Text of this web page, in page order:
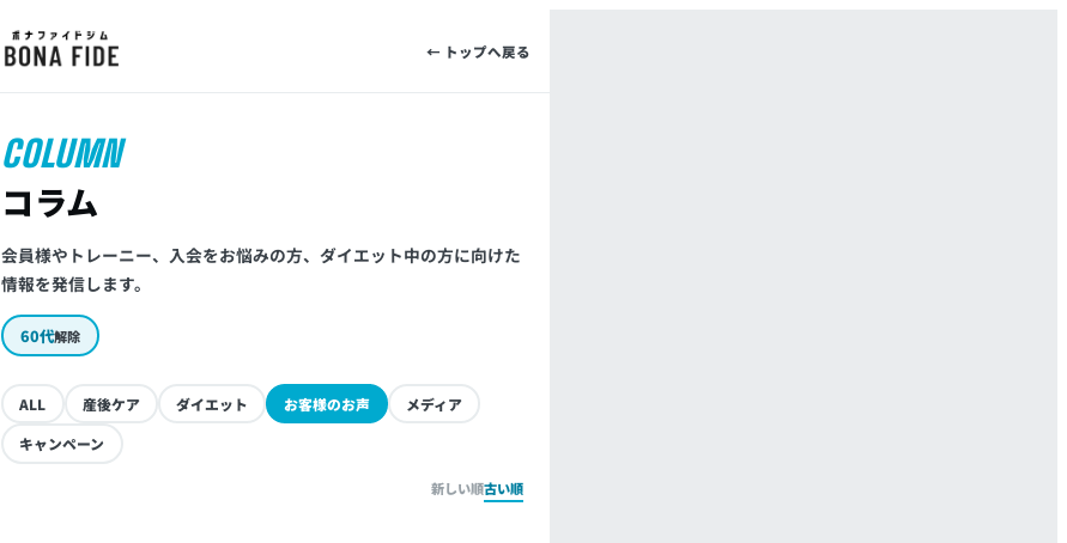
← トップへ戻る
COLUMN
コラム
会員様やトレーニー、入会をお悩みの方、ダイエット中の方に向けた
情報を発信します。
60代解除
ALL 産後ケア ダイエット お客様のお声
メディア
キャンペーン
新しい順古い順